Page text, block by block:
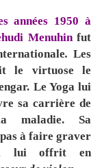
années 1950 à
Menuhinfut
. Les
le virtuose le
Le Yoga lui
sa carrière de
maladie. Sa
à faire graver
lui offrit en